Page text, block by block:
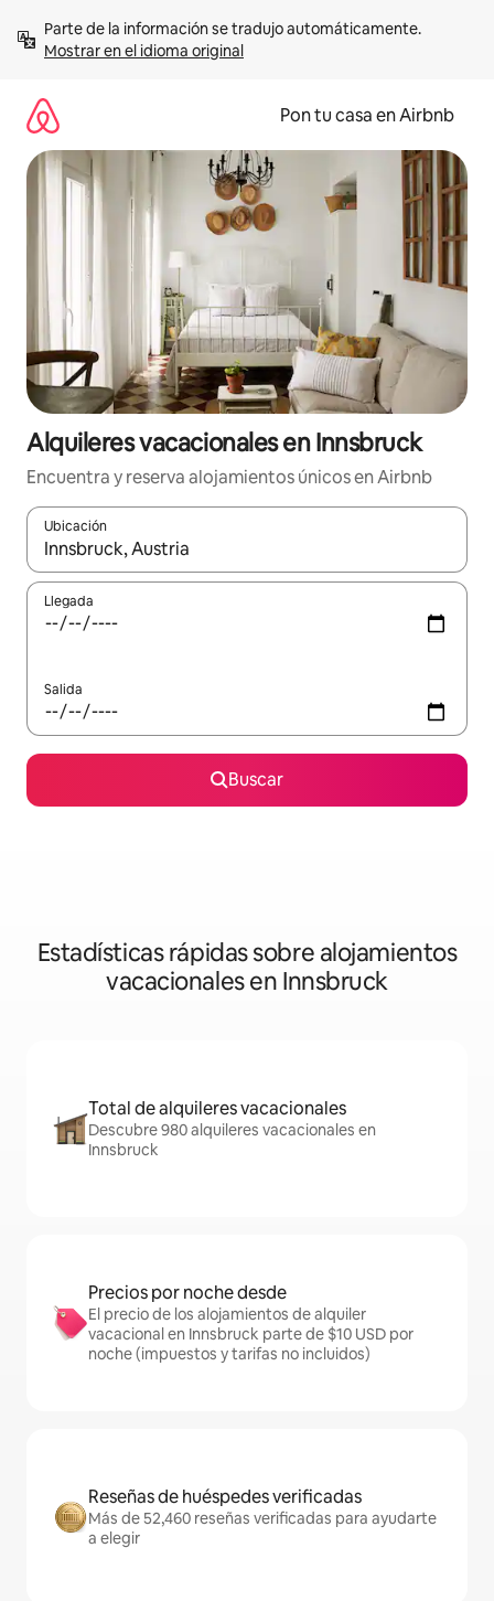
contenidoMostrar en el idioma original
Pon tu casa en Airbnb
Alquileres vacacionales en Innsbruck
Encuentra y reserva alojamientos únicos en Airbnb
Ubicación
Cuando los resultados estén disponibles, navega con las
Llegada
Salida
Buscar
Estadísticas rápidas sobre alojamientos
vacacionales en Innsbruck
Total de alquileres vacacionales
Descubre 980 alquileres vacacionales en
Innsbruck
Precios por noche desde
El precio de los alojamientos de alquiler
vacacional en Innsbruck parte de $10 USD por
noche (impuestos y tarifas no incluidos)
Reseñas de huéspedes verificadas
Más de 52,460 reseñas verificadas para ayudarte
a elegir